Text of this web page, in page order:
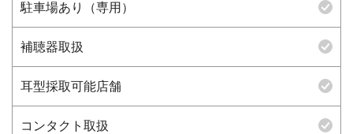
駐車場あり（専用）
補聴器取扱
耳型採取可能店舗
コンタクト取扱